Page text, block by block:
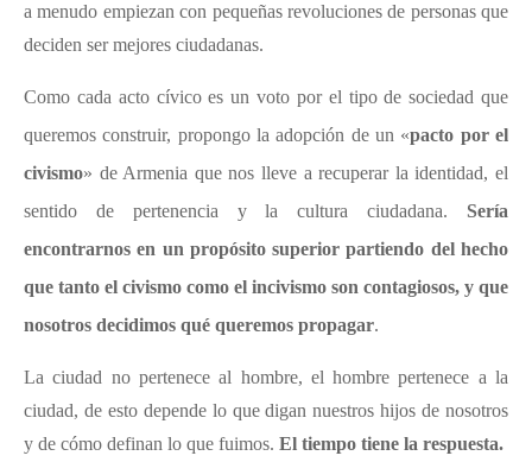
a menudo empiezan con pequeñas revoluciones de personas que
deciden ser mejores ciudadanas.
Como cada acto cívico es un voto por el tipo de sociedad que
queremos construir, propongo la adopción de un «pacto por el
civismo» de Armenia que nos lleve a recuperar la identidad, el
sentido de pertenencia y la cultura ciudadana. Sería
encontrarnos en un propósito superior partiendo del hecho
que tanto el civismo como el incivismo son contagiosos, y que
nosotros decidimos qué queremos propagar.
La ciudad no pertenece al hombre, el hombre pertenece a la
ciudad, de esto depende lo que digan nuestros hijos de nosotros
y de cómo definan lo que fuimos. El tiempo tiene la respuesta.